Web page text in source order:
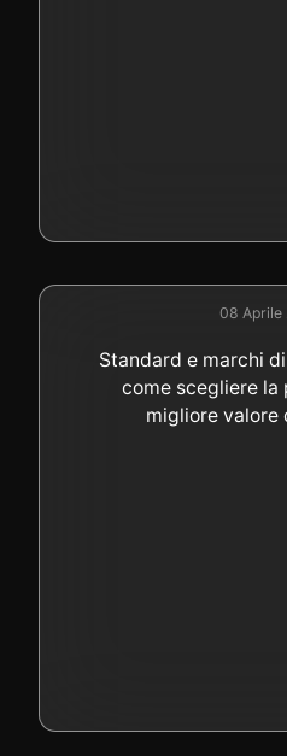
08 Aprile
Standard e marchi
come scegliere la
migliore valore